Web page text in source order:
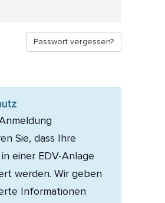
Passwort vergessen?
Sie, dass Ihre
einer EDV-Anlage
werden. Wir geben
Informationen